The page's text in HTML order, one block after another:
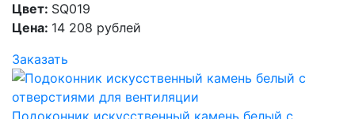
Цвет: SQ019
Цена: 14 208 рублей
Заказать